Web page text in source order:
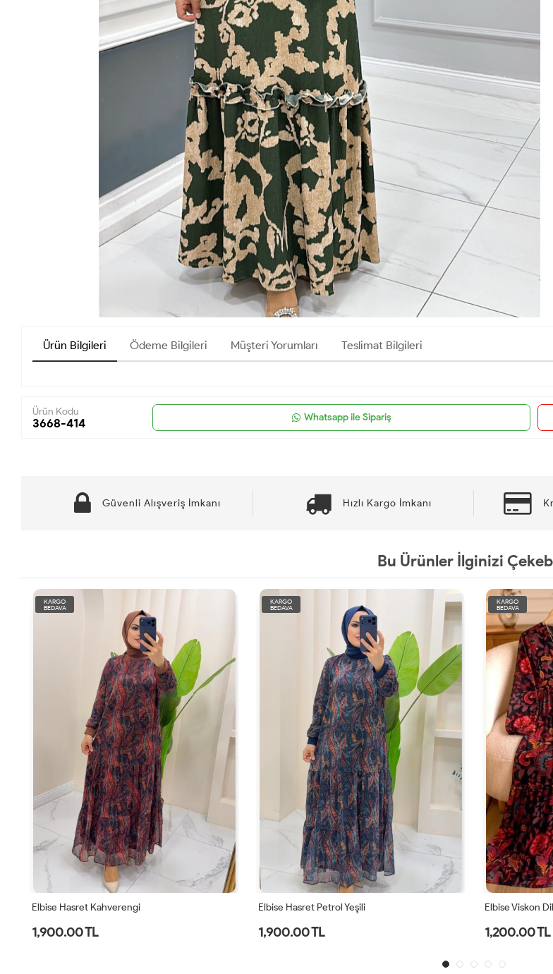
Ürün Bilgileri Ödeme Bilgileri Müşteri Yorumları Teslimat Bilgileri
Ürün Kodu
3668-414 Whatsapp ile Sipariş
Güvenli Alışveriş İmkanı Hızlı Kargo İmkanı
Bu Ürünler İlginizi
KARGO
BEDAVA
Elbise Hasret Kahverengi
1,900.00 TL
KARGO
BEDAVA
Elbise Hasret Petrol Yeşili
1,900.00 TL
KARGO
BEDAVA
Elbise Viskon
1,200.00 TL